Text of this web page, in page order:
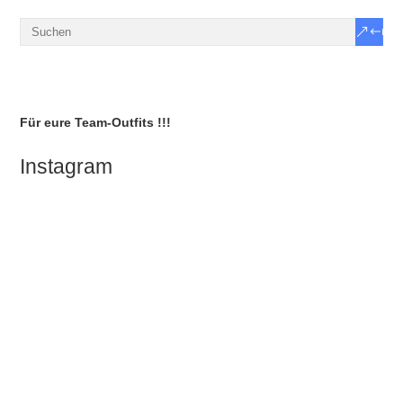
Für eure Team-Outfits !!!
Instagram